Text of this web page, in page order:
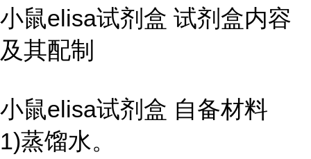
小鼠elisa试剂盒 试剂盒内容
及其配制
小鼠elisa试剂盒 自备材料
1)蒸馏水。